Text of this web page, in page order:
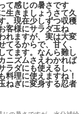
て感じの暑さです
生きましょうさて久
。現在少しずつ収穫
客様にサラダ玉ね
れますが、実は大変
てるからで、甘く、
てます。なんら難し
ニズムさえわかれば
ラダにも使えるし、
料理に使えますね！
ねぎに変身する忍者